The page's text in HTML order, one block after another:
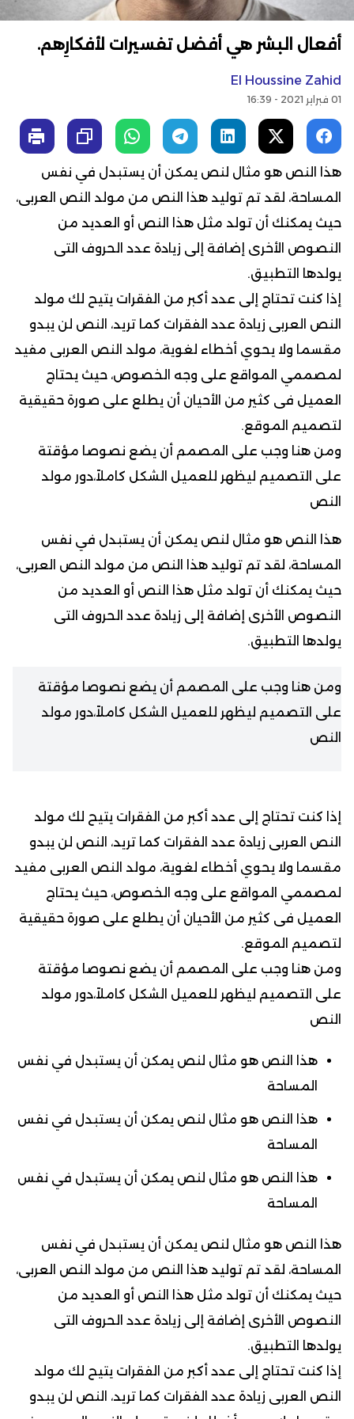
أفعال البشر هي أفضل تفسيرات لأفكارِهم.
El Houssine Zahid
01 فبراير 2021 - 16:39
هذا النص هو مثال لنص يمكن أن يستبدل في نفس
المساحة، لقد تم توليد هذا النص من مولد النص العربى،
حيث يمكنك أن تولد مثل هذا النص أو العديد من
النصوص الأخرى إضافة إلى زيادة عدد الحروف التى
يولدها التطبيق.
إذا كنت تحتاج إلى عدد أكبر من الفقرات يتيح لك مولد
النص العربى زيادة عدد الفقرات كما تريد، النص لن يبدو
مقسما ولا يحوي أخطاء لغوية، مولد النص العربى مفيد
لمصممي المواقع على وجه الخصوص، حيث يحتاج
العميل فى كثير من الأحيان أن يطلع على صورة حقيقية
لتصميم الموقع.
ومن هنا وجب على المصمم أن يضع نصوصا مؤقتة
على التصميم ليظهر للعميل الشكل كاملاً،دور مولد
النص
هذا النص هو مثال لنص يمكن أن يستبدل في نفس
المساحة، لقد تم توليد هذا النص من مولد النص العربى،
حيث يمكنك أن تولد مثل هذا النص أو العديد من
النصوص الأخرى إضافة إلى زيادة عدد الحروف التى
يولدها التطبيق.
ومن هنا وجب على المصمم أن يضع نصوصا مؤقتة
على التصميم ليظهر للعميل الشكل كاملاً،دور مولد
النص
إذا كنت تحتاج إلى عدد أكبر من الفقرات يتيح لك مولد
النص العربى زيادة عدد الفقرات كما تريد، النص لن يبدو
مقسما ولا يحوي أخطاء لغوية، مولد النص العربى مفيد
لمصممي المواقع على وجه الخصوص، حيث يحتاج
العميل فى كثير من الأحيان أن يطلع على صورة حقيقية
لتصميم الموقع.
ومن هنا وجب على المصمم أن يضع نصوصا مؤقتة
على التصميم ليظهر للعميل الشكل كاملاً،دور مولد
النص
هذا النص هو مثال لنص يمكن أن يستبدل في نفس
المساحة
هذا النص هو مثال لنص يمكن أن يستبدل في نفس
المساحة
هذا النص هو مثال لنص يمكن أن يستبدل في نفس
المساحة
هذا النص هو مثال لنص يمكن أن يستبدل في نفس
المساحة، لقد تم توليد هذا النص من مولد النص العربى،
حيث يمكنك أن تولد مثل هذا النص أو العديد من
النصوص الأخرى إضافة إلى زيادة عدد الحروف التى
يولدها التطبيق.
إذا كنت تحتاج إلى عدد أكبر من الفقرات يتيح لك مولد
النص العربى زيادة عدد الفقرات كما تريد، النص لن يبدو